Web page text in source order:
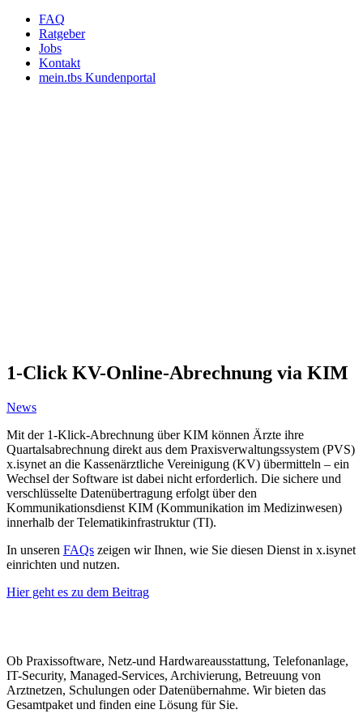
FAQ
Ratgeber
Jobs
Kontakt
mein.tbs Kundenportal
1-Click KV-Online-Abrechnung via KIM
News
Mit der 1-Klick-Abrechnung über KIM können Ärzte ihre
Quartalsabrechnung direkt aus dem Praxisverwaltungssystem (PVS)
x.isynet an die Kassenärztliche Vereinigung (KV) übermitteln – ein
Wechsel der Software ist dabei nicht erforderlich. Die sichere und
verschlüsselte Datenübertragung erfolgt über den
Kommunikationsdienst KIM (Kommunikation im Medizinwesen)
innerhalb der Telematikinfrastruktur (TI).
In unseren FAQs zeigen wir Ihnen, wie Sie diesen Dienst in x.isynet
einrichten und nutzen.
Hier geht es zu dem Beitrag
Ob Praxissoftware, Netz-und Hardwareausstattung, Telefonanlage,
IT-Security, Managed-Services, Archivierung, Betreuung von
Arztnetzen, Schulungen oder Datenübernahme. Wir bieten das
Gesamtpaket und finden eine Lösung für Sie.